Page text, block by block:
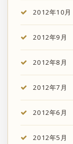
2012年10月
2012年9月
2012年8月
2012年7月
2012年6月
2012年5月